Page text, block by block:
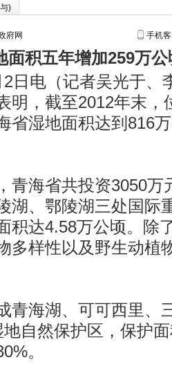
)
府网 手机
面积五年增加259万
电（记者吴光于、
明，截至2012年末，
省湿地面积达到816
海省共投资3050万
湖、鄂陵湖三处国际
积达4.58万公顷。除
多样性以及野生动植
海湖、可可西里、
自然保护区，保护
。